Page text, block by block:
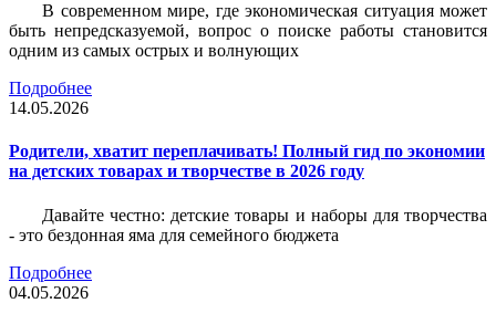
В современном мире, где экономическая ситуация может
быть непредсказуемой, вопрос о поиске работы становится
одним из самых острых и волнующих
Подробнее
14.05.2026
Родители, хватит переплачивать! Полный гид по экономии
на детских товарах и творчестве в 2026 году
Давайте честно: детские товары и наборы для творчества
- это бездонная яма для семейного бюджета
Подробнее
04.05.2026